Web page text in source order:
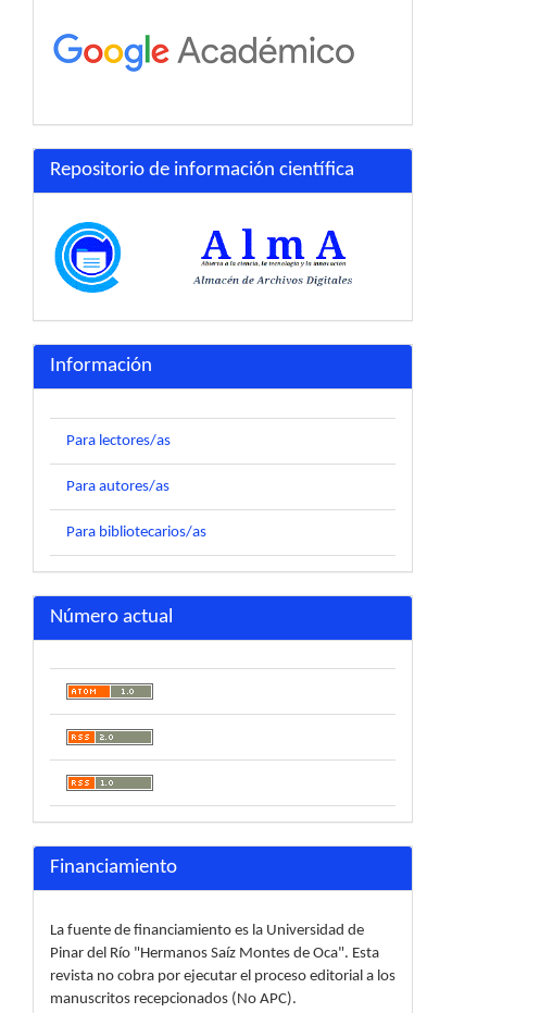
Repositorio de información científica
Información
Para lectores/as
Para autores/as
Para bibliotecarios/as
Número actual
Financiamiento
La fuente de financiamiento es la Universidad de
Pinar del Río "Hermanos Saíz Montes de Oca". Esta
revista no cobra por ejecutar el proceso editorial a los
manuscritos recepcionados (No APC).